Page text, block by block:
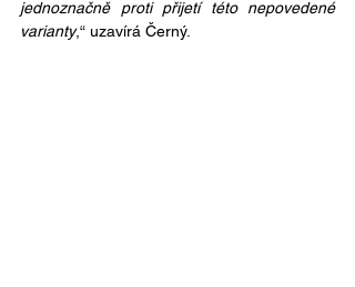
jednoznačně proti přijetí této nepovedené
varianty,“ uzavírá Černý.